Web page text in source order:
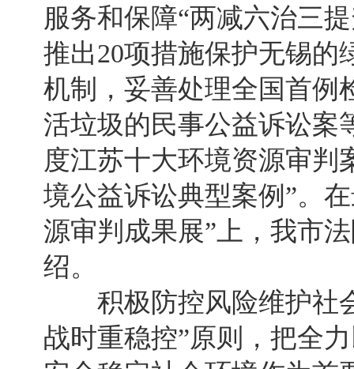
服务和保障“两减六治三
推出20项措施保护无锡的
机制，妥善处理全国首例
活垃圾的民事公益诉讼案
度江苏十大环境资源审判
境公益诉讼典型案例”。
源审判成果展”上，我市
绍。
积极防控风险维护社
战时重稳控”原则，把全